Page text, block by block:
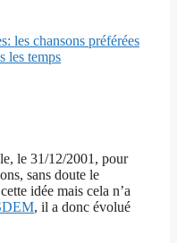
les chansons préférées
les temps
le 31/12/2001, pour
sans doute le
idée mais cela n’a
, il a donc évolué